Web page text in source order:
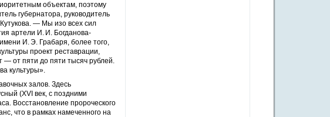
объектам, поэтому
губернатора, руководитель
— Мы изо всех сил
артели И. И. Богданова-
И. Э. Грабаря, более того,
проект реставрации,
— от пяти до пяти тысяч рублей.
культуры».
залов. Здесь
(XVI век, с поздними
Восстановление пророческого
что в рамках намеченного на